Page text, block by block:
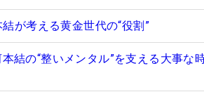
が考える黄金世代の“役割”
結の“整いメンタル”を支える大事な